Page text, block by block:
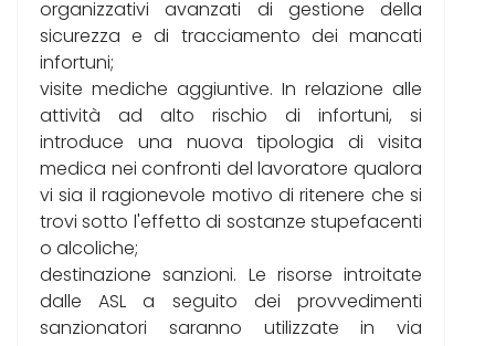
organizzativi avanzati di gestione della
sicurezza e di tracciamento dei mancati
infortuni;
visite mediche aggiuntive. In relazione alle
attività ad alto rischio di infortuni, si
introduce una nuova tipologia di visita
medica nei confronti del lavoratore qualora
vi sia il ragionevole motivo di ritenere che si
trovi sotto l'effetto di sostanze stupefacenti
o alcoliche;
destinazione sanzioni. Le risorse introitate
dalle ASL a seguito dei provvedimenti
sanzionatori saranno utilizzate in via